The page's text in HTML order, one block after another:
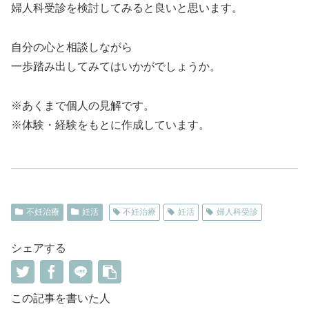
婦人科受診を検討してみると良いと思います。
自分の心と相談しながら
一歩踏み出してみてはいかがでしょうか。
※あくまで個人の見解です。
※体験・経験をもとに作成しています。
不妊治療 妊活 不妊治療 妊活 婦人科受診
シェアする
この記事を書いた人